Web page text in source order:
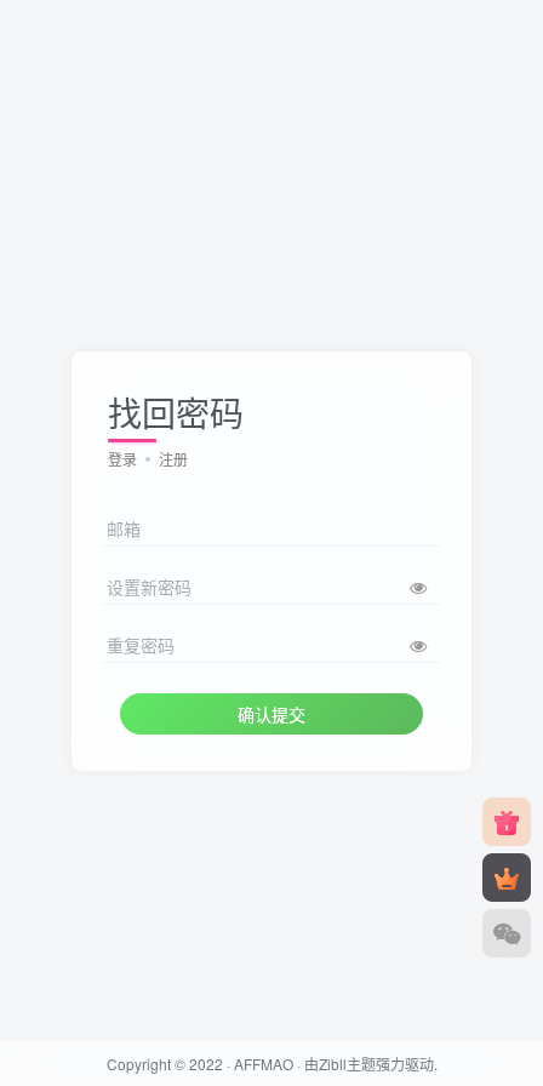
找回密码
登录 注册
邮箱
设置新密码
重复密码
确认提交
Copyright © 2022 · AFFMAO· 由Zibll主题强力驱动.